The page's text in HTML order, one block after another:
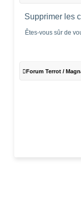
Supprimer les
Êtes-vous sûr de
Forum Terrot /